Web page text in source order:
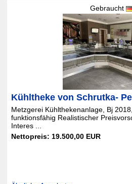
Gebraucht
Kühltheke von Schrutka-
Metzgerei Kühlthekenanlage, Bj
funktionsfähig Realistischer
Interes ...
Nettopreis: 19.500,00 EUR